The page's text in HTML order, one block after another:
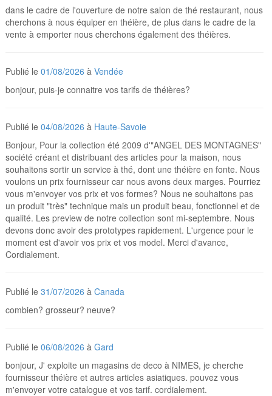
dans le cadre de l'ouverture de notre salon de thé restaurant, nous
cherchons à nous équiper en théière, de plus dans le cadre de la
vente à emporter nous cherchons également des théières.
Publié le01/08/2026 àVendée
bonjour, puis-je connaitre vos tarifs de théières?
Publié le04/08/2026 à Haute-Savoie
Bonjour, Pour la collection été 2009 d'"ANGEL DES MONTAGNES"
société créant et distribuant des articles pour la maison, nous
souhaitons sortir un service à thé, dont une théière en fonte. Nous
voulons un prix fournisseur car nous avons deux marges. Pourriez
vous m'envoyer vos prix et vos formes? Nous ne souhaitons pas
un produit "très" technique mais un produit beau, fonctionnel et de
qualité. Les preview de notre collection sont mi-septembre. Nous
devons donc avoir des prototypes rapidement. L'urgence pour le
moment est d'avoir vos prix et vos model. Merci d'avance,
Cordialement.
Publié le31/07/2026 àCanada
combien? grosseur? neuve?
Publié le06/08/2026 àGard
bonjour, J' exploite un magasins de deco à NIMES, je cherche
fournisseur théière et autres articles asiatiques. pouvez vous
m'envoyer votre catalogue et vos tarif. cordialement.